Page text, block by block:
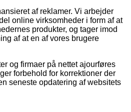
af reklamer. Vi arbejder
online virksomheder i form af at
produkter, og tager imod
af at en af vores brugere
og firmaer på nettet ajourføres
forbehold for korrektioner der
seneste opdatering af websitets